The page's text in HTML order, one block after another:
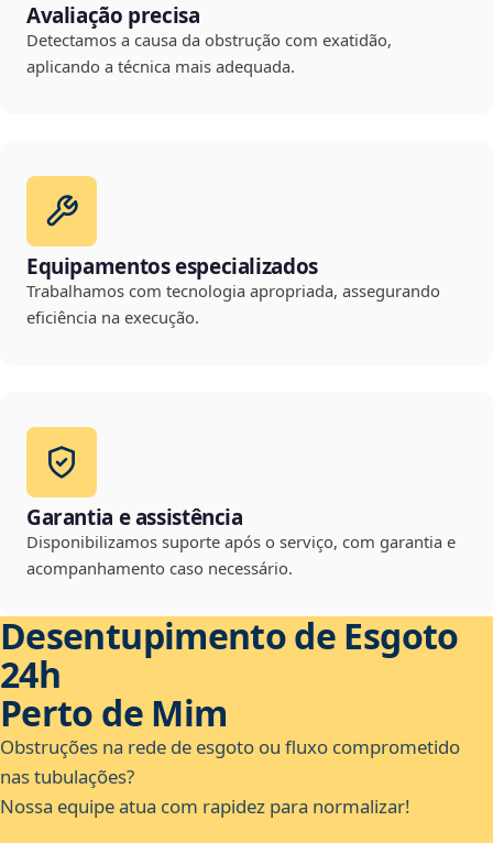
Avaliação precisa
Detectamos a causa da obstrução com exatidão,
aplicando a técnica mais adequada.
Equipamentos especializados
Trabalhamos com tecnologia apropriada, assegurando
eficiência na execução.
Garantia e assistência
Disponibilizamos suporte após o serviço, com garantia e
acompanhamento caso necessário.
Desentupimento de Esgoto
24h
Perto de Mim
Obstruções na rede de esgoto ou fluxo comprometido
nas tubulações?
Nossa equipe atua com rapidez para normalizar!